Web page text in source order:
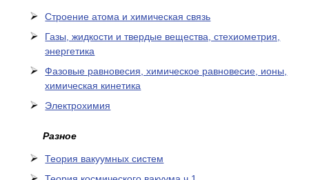
Cтроение атома и химическая связь
Газы, жидкости и твердые вещества, стехиометрия,
энергетика
Фазовые равновесия, химическое равновесие, ионы,
химическая кинетика
Электрохимия
Разное
Теория вакуумных систем